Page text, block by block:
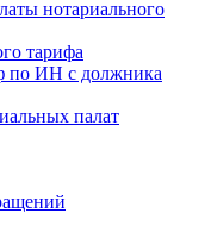
нотариального
тарифа
по ИН с должника
палат